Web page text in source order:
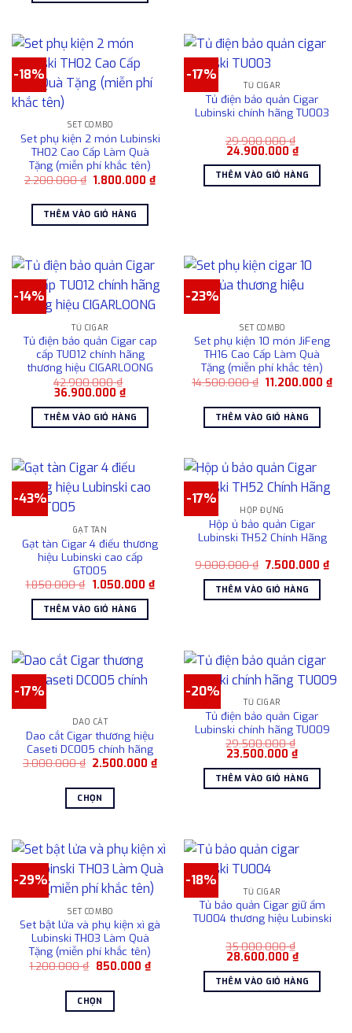
-18%
SET COMBO
Set phụ kiện 2 món Lubinski
TH02 Cao Cấp Làm Quà
Tặng (miễn phí khắc tên)
2.200.000₫ Giá
2.200.000 ₫.
1.800.000₫Giá
hiện
THÊM VÀO GIỎ HÀNG
-17%
TỦ CIGAR
Tủ điện bảo quản Cigar
Lubinski chính hãng TU003
29.900.000₫
Giá
là:
29.900.000 ₫.
24.900.000 ₫Giá
hiện
tại
là:
THÊM VÀO GIỎ HÀNG
-14%
TỦ CIGAR
Tủ điện bảo quản Cigar cap
cấp TU012 chính hãng
thương hiệu CIGARLOONG
42.900.000₫
Giá
là:
42.900.000 ₫.
36.900.000 ₫Giá
hiện
tại
là:
36.900.000 ₫.
THÊM VÀO GIỎ HÀNG
-23%
SET COMBO
Set phụ kiện 10 món JiFeng
TH16 Cao Cấp Làm Quà
Tặng (miễn phí khắc tên)
14.500.000₫ Giá
14.500.000 ₫.
11.200.000₫Giá
hiện
THÊM VÀO GIỎ HÀNG
-43%
GẠT TÀN
Gạt tàn Cigar 4 điếu thương
hiệu Lubinski cao cấp
GT005
1.850.000₫ Giá
là:
1.850.000 ₫.
1.050.000 ₫Giá
hiện
THÊM VÀO GIỎ HÀNG
-17%
HỘP ĐỰNG
Hộp ủ bảo quản Cigar
Lubinski TH52 Chính Hãng
9.000.000₫ Giá
là:
9.000.000 ₫.
7.500.000 ₫Giá
hiện
THÊM VÀO GIỎ HÀNG
-17%
DAO CẮT
Dao cắt Cigar thương hiệu
Caseti DC005 chính hãng
3.000.000₫ Giá
3.000.000 ₫.
2.500.000₫Giá
CHỌN
này
có
nhiều
thể.
Các
tùy
chọn
thể
được
-20%
TỦ CIGAR
Tủ điện bảo quản Cigar
Lubinski chính hãng TU009
29.500.000₫
Giá
là:
29.500.000 ₫.
23.500.000 ₫Giá
tại
là:
THÊM VÀO GIỎ HÀNG
-29%
SET COMBO
Set bật lửa và phụ kiện xì gà
Lubinski TH03 Làm Quà
Tặng (miễn phí khắc tên)
1.200.000₫ Giá
1.200.000 ₫.
850.000 ₫Giá
hiện
CHỌN
-18%
TỦ CIGAR
Tủ bảo quản Cigar giữ ẩm
TU004 thương hiệu Lubinski
35.000.000₫
Giá
là:
35.000.000 ₫.
28.600.000 ₫Giá
hiện
tại
là:
THÊM VÀO GIỎ HÀNG